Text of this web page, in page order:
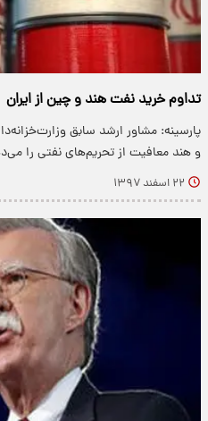
تداوم خرید نفت هند و چین از ایران
پارسینه: مشاور ارشد سابق
و هند معافیت از تحریم‌های نفتی را
۲۲ اسفند ۱۳۹۷